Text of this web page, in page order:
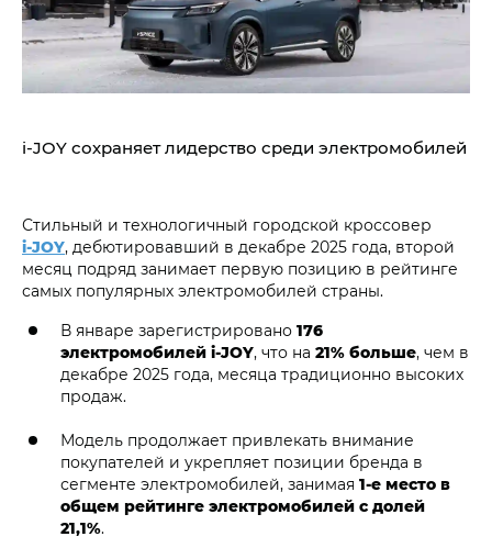
i‑JOY сохраняет лидерство среди электромобилей
Стильный и технологичный городской кроссовер
i‑JOY, дебютировавший в декабре 2025 года, второй
месяц подряд занимает первую позицию в рейтинге
самых популярных электромобилей страны.
В январе зарегистрировано 176
электромобилей i‑JOY, что на 21% больше, чем в
декабре 2025 года, месяца традиционно высоких
продаж.
Модель продолжает привлекать внимание
покупателей и укрепляет позиции бренда в
сегменте электромобилей, занимая 1-е место в
общем рейтинге электромобилей с долей
21,1%.